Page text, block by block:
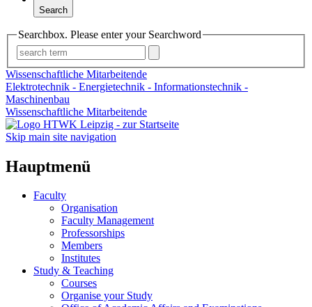
Search
Searchbox. Please enter your Searchword
Wissenschaftliche Mitarbeitende
Elektrotechnik - Energietechnik - Informationstechnik -
Maschinenbau
Wissenschaftliche Mitarbeitende
Skip main site navigation
Hauptmenü
Faculty
Organisation
Faculty Management
Professorships
Members
Institutes
Study & Teaching
Courses
Organise your Study